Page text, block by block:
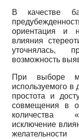
В качестве
ориентация и
влияния
уточнялась,
возможность
При выборе
используемого в
простота и
совмещения в
количества
исключение